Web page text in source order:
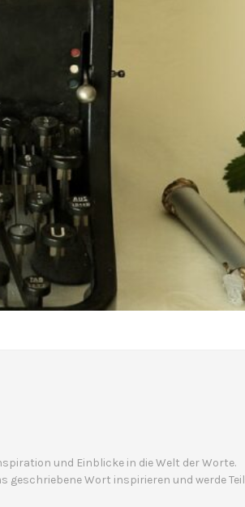
und Einblicke in die Welt der Worte.
geschriebene Wort inspirieren und werde Teil